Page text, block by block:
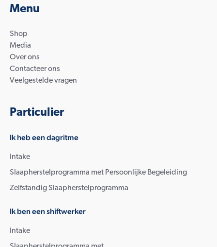
Menu
Shop
Media
Over ons
Contacteer ons
Veelgestelde vragen
Particulier
Ik heb een dagritme
Intake
Slaapherstelprogramma met Persoonlijke Begeleiding
Zelfstandig Slaapherstelprogramma
Ik ben een shiftwerker
Intake